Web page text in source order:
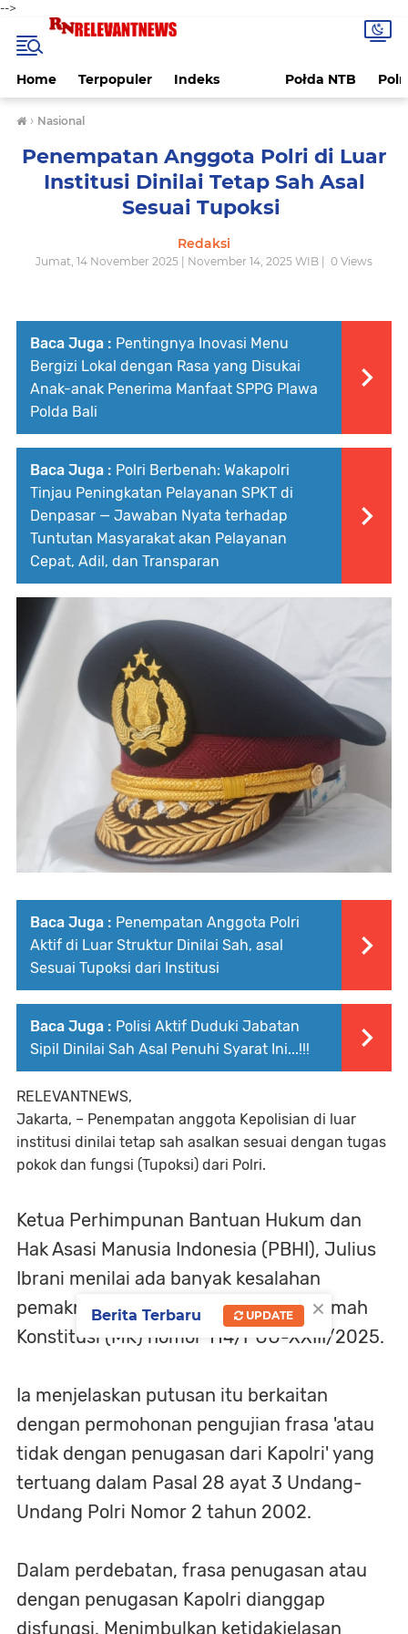
-->
Home Terpopuler Indeks Połda NTB
› Nasional
Penempatan Anggota Polri di Luar
Institusi Dinilai Tetap Sah Asal
Sesuai Tupoksi ‎
Redaksi
Jumat, 14 November 2025 | November 14, 2025 WIB | 0 Views
Baca Juga : Pentingnya Inovasi Menu
Bergizi Lokal dengan Rasa yang Disukai
Anak-anak Penerima Manfaat SPPG Plawa
Polda Bali
Baca Juga : Polri Berbenah: Wakapolri
Tinjau Peningkatan Pelayanan SPKT di
Denpasar — Jawaban Nyata terhadap
Tuntutan Masyarakat akan Pelayanan
Cepat, Adil, dan Transparan
Baca Juga : Penempatan Anggota Polri
Aktif di Luar Struktur Dinilai Sah, asal
Sesuai Tupoksi dari Institusi
Baca Juga : Polisi Aktif Duduki Jabatan
Sipil Dinilai Sah Asal Penuhi Syarat Ini...!!! ‎
RELEVANTNEWS,
‎Jakarta, – Penempatan anggota Kepolisian di luar
institusi dinilai tetap sah asalkan sesuai dengan tugas
pokok dan fungsi (Tupoksi) dari Polri.
‎Ketua Perhimpunan Bantuan Hukum dan
Hak Asasi Manusia Indonesia (PBHI), Julius
Ibrani menilai ada banyak kesalahan
pemaknaan terhadap putusan Mahkamah
Konstitusi (MK) nomor 114/PUU-XXIII/2025.
‎Ia menjelaskan putusan itu berkaitan
dengan permohonan pengujian frasa 'atau
tidak dengan penugasan dari Kapolri' yang
tertuang dalam Pasal 28 ayat 3 Undang-
Undang Polri Nomor 2 tahun 2002.
‎Dalam perdebatan, frasa penugasan atau
dengan penugasan Kapolri dianggap
disfungsi. Menimbulkan ketidakjelasan
×
Berita Terbaru UPDATE